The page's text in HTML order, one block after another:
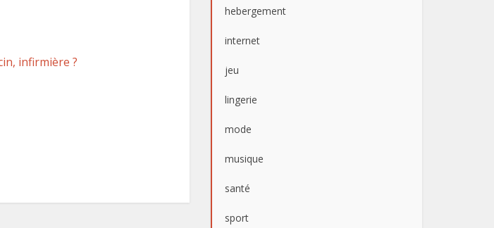
infirmière ?
hebergement
internet
jeu
lingerie
mode
musique
santé
sport